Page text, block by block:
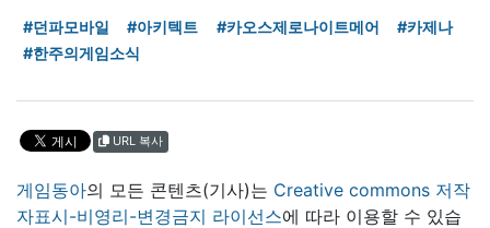
#던파모바일 #아키텍트 #카오스제로나이트메어
#카제나
#한주의게임소식
URL 복사
게임동아의 모든 콘텐츠(기사)는 Creative commons 저작
자표시-비영리-변경금지 라이선스에 따라 이용할 수 있습